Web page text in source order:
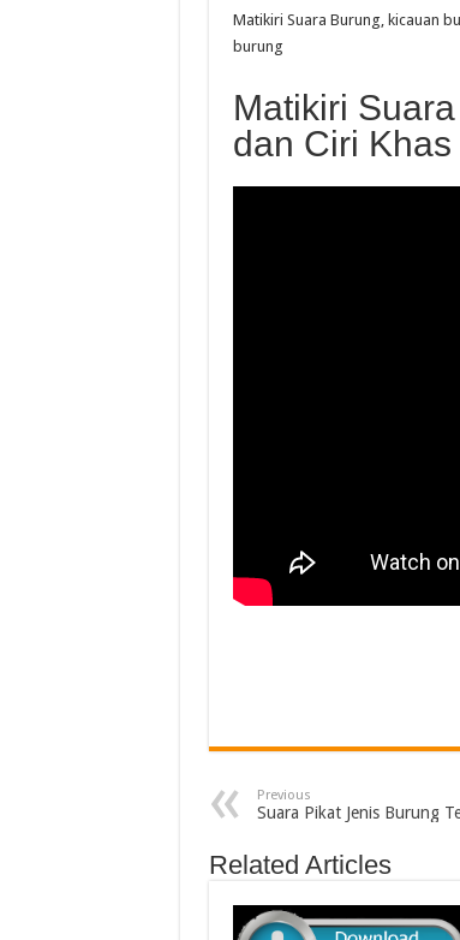
Matikiri Suara Burung, kicauan
burung
Matikiri
dan Ciri
Previous
Suara Pikat Jenis Burung
Related Articles